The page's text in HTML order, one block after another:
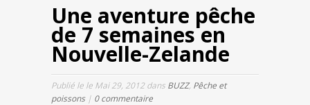
Une aventure pêche
de 7 semaines en
Nouvelle-Zelande
Publié le le Mai 29, 2012 dans BUZZ, Pêche et
poissons| 0 commentaire